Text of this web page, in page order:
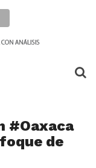
#Oaxaca
de